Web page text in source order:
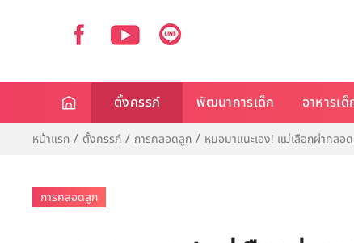
ตั้งครรภ์ พัฒนาการเด็ก อาหารเด็
หน้าแรก ตั้งครรภ์ การคลอดลูก หมอมาแนะเอง! แม่เลือกผ่าคลอ
การคลอดลูก